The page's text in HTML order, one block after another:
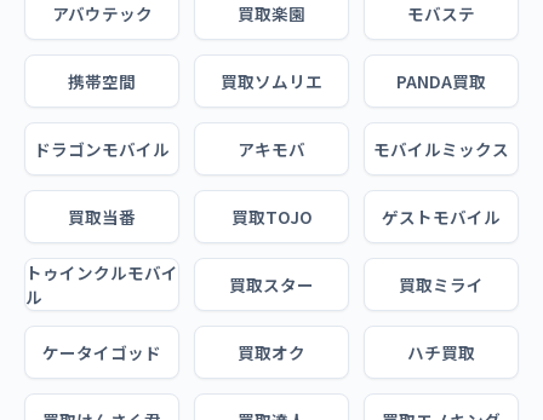
アバウテック 買取楽園 モバステ
携帯空間 買取ソムリエ PANDA買取
ドラゴンモバイル アキモバ モバイルミックス
買取当番 買取TOJO ゲストモバイル
トゥインクルモバイ
ル
買取スター 買取ミライ
ケータイゴッド 買取オク ハチ買取